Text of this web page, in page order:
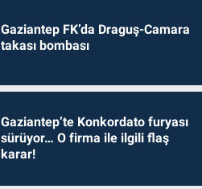
Gaziantep FK’da Draguş-Camara
takası bombası
Gaziantep’te Konkordato furyası
sürüyor… O firma ile ilgili flaş
karar!